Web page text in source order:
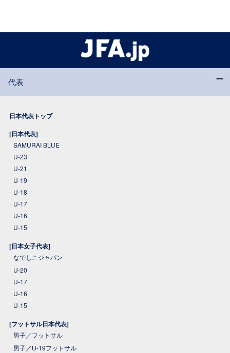
代表
日本代表トップ
[日本代表]
SAMURAI BLUE
U-23
U-21
U-19
U-18
U-17
U-16
U-15
[日本女子代表]
なでしこジャパン
U-20
U-17
U-16
U-15
[フットサル日本代表]
男子／フットサル
男子／U-19フットサル